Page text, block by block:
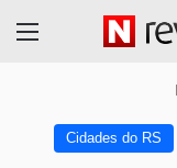
Cidades do RS